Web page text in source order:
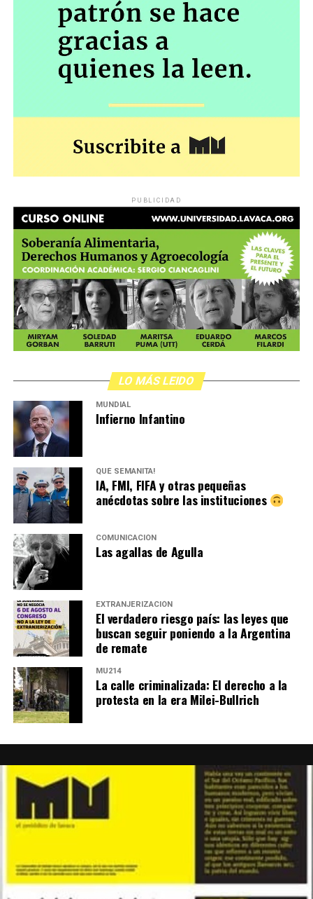
PUBLICIDAD
LO MÁS LEIDO
MUNDIAL
Infierno Infantino
QUÉ SEMANITA!
IA, FMI, FIFA y otras pequeñas
anécdotas sobre las instituciones
COMUNICACIÓN
Las agallas de Agulla
EXTRANJERIZACIÓN
El verdadero riesgo país: las leyes que
buscan seguir poniendo a la Argentina
de remate
MU214
La calle criminalizada: El derecho a la
protesta en la era Milei-Bullrich